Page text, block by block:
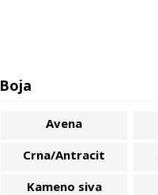
Boja
Avena
Crna/Antracit
Kameno siva